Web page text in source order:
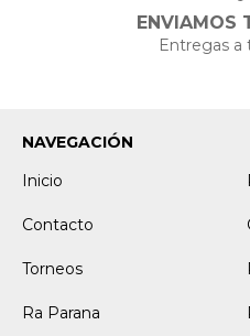
ENVIAMOS
Entregas a
NAVEGACIÓN
Inicio
Contacto
Torneos
Ra Parana